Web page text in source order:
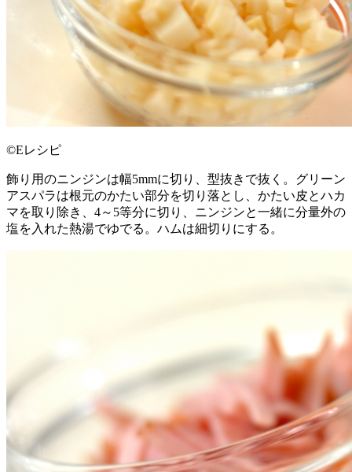
©Eレシピ
飾り用のニンジンは幅5mmに切り、型抜きで抜く。グリーン
アスパラは根元のかたい部分を切り落とし、かたい皮とハカ
マを取り除き、4～5等分に切り、ニンジンと一緒に分量外の
塩を入れた熱湯でゆでる。ハムは細切りにする。